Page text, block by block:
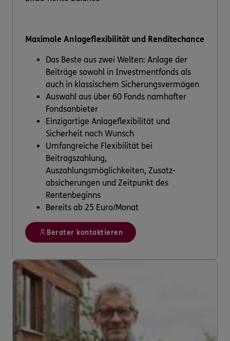
Maximale Anlageflexibilität und Renditechance
Das Beste aus zwei Welten: Anlage der
Beiträge sowohl in Investmentfonds als
auch in klassischem Sicherungsvermögen
Auswahl aus über 60 Fonds namhafter
Fondsanbieter
Einzigartige Anlageflexibilität und
Sicherheit nach Wunsch
Umfangreiche Flexibilität bei
Beitragszahlung,
Auszahlungsmöglichkeiten, Zusatz-
absicherungen und Zeitpunkt des
Rentenbeginns
Bereits ab 25 Euro/Monat
Berater kontaktieren